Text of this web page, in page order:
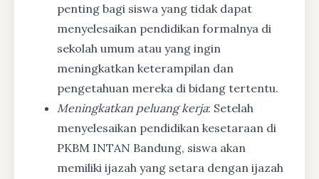
penting bagi siswa yang tidak dapat
menyelesaikan pendidikan formalnya di
sekolah umum atau yang ingin
meningkatkan keterampilan dan
pengetahuan mereka di bidang tertentu.
Meningkatkan peluang kerja: Setelah
menyelesaikan pendidikan kesetaraan di
PKBM INTAN Bandung, siswa akan
memiliki ijazah yang setara dengan ijazah